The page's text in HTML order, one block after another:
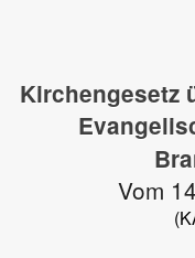
Kirchengesetz
Vom